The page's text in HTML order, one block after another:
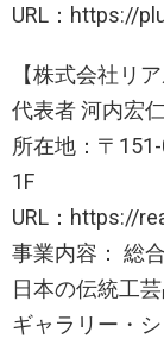
URL：https://
【株式会社リ
代表者 河内宏仁
所在地：〒
1F
URL：https://
事業内容： 総
日本の伝統工
ギャラリー・